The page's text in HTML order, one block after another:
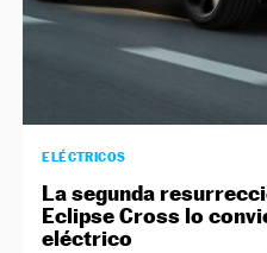
ELÉCTRICOS
La segunda
Eclipse Cross lo
eléctrico